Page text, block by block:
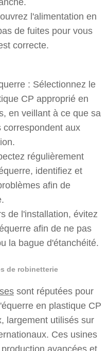
l'alimentation en
de fuites pour vous
correcte.
: Sélectionnez le
CP approprié en
en veillant à ce que sa
correspondent aux
régulièrement
identifiez et
afin de
de l'installation, évitez
afin de ne pas
la bague d'étanchéité.
de robinetterie
sont réputées pour
en plastique CP
largement utilisés sur
Ces usines
avancées et